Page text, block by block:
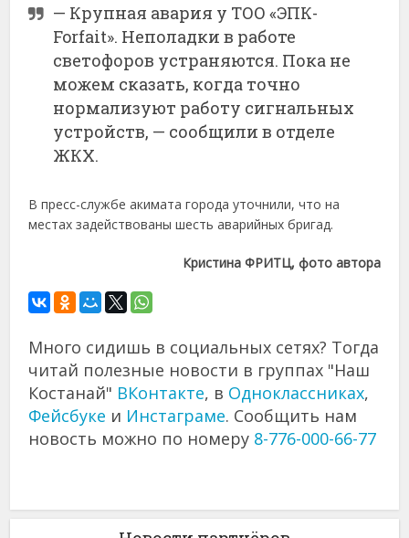
— Крупная авария у ТОО «ЭПК-
Forfait». Неполадки в работе
светофоров устраняются. Пока не
можем сказать, когда точно
нормализуют работу сигнальных
устройств, — сообщили в отделе
ЖКХ.
В пресс-службе акимата города уточнили, что на
местах задействованы шесть аварийных бригад.
Кристина ФРИТЦ, фото автора
Много сидишь в социальных сетях? Тогда
читай полезные новости в группах "Наш
Костанай" ВКонтакте, в Одноклассниках,
Фейсбуке и Инстаграме. Сообщить нам
новость можно по номеру 8-776-000-66-77